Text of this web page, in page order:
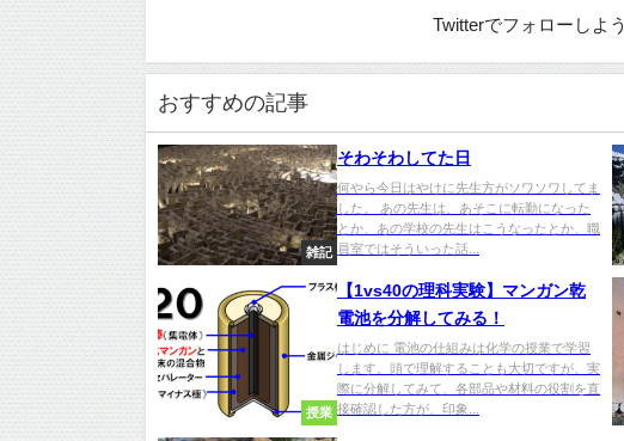
Twitterでフォローしよう
おすすめの記事
雑記
そわそわしてた日
何やら今日はやけに先生方がソワソワしてま
した。 あの先生は、あそこに転勤になった
とか、あの学校の先生はこうなったとか、職
員室ではそういった話...
授業
【1vs40の理科実験】マンガン乾
電池を分解してみる！
はじめに 電池の仕組みは化学の授業で学習
します。頭で理解することも大切ですが、実
際に分解してみて、各部品や材料の役割を直
接確認した方が、印象...